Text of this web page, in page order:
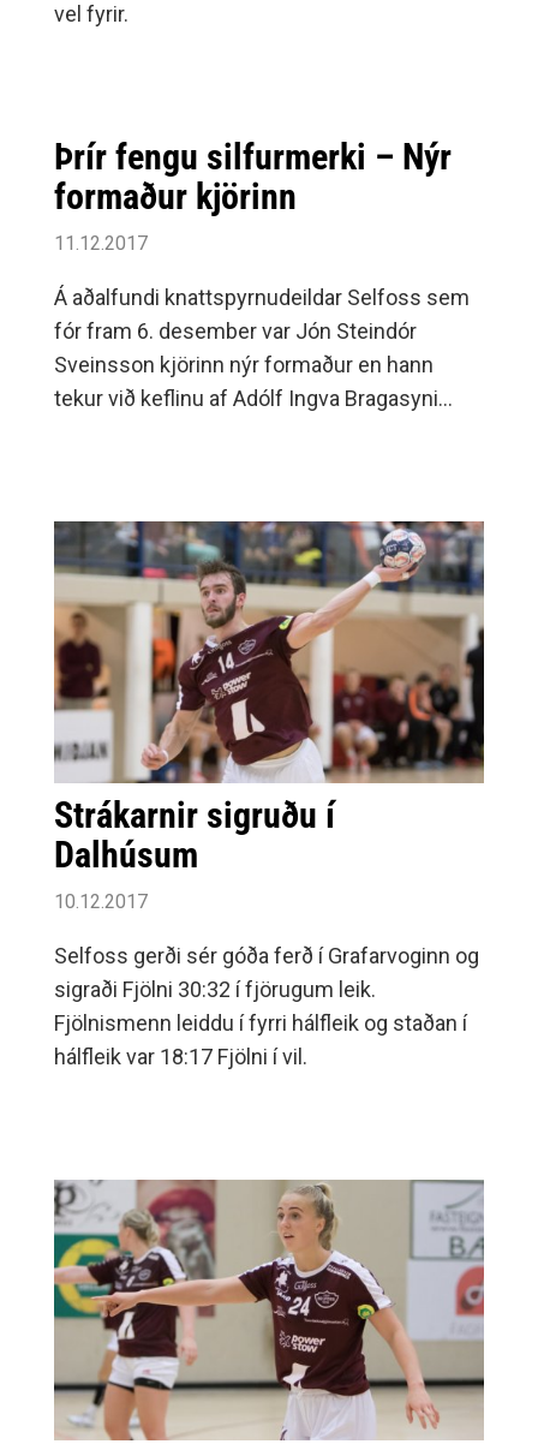
vel fyrir.
Þrír fengu silfurmerki – Nýr
formaður kjörinn
11.12.2017
Á aðalfundi knattspyrnudeildar Selfoss sem
fór fram 6. desember var Jón Steindór
Sveinsson kjörinn nýr formaður en hann
tekur við keflinu af Adólf Ingva Bragasyni
fundinum kom fram að rekstur deildarinnar er
góður.
Strákarnir sigruðu í
Dalhúsum
10.12.2017
Selfoss gerði sér góða ferð í Grafarvoginn og
sigraði Fjölni 30:32 í fjörugum leik.
Fjölnismenn leiddu í fyrri hálfleik og staðan í
hálfleik var 18:17 Fjölni í vil.